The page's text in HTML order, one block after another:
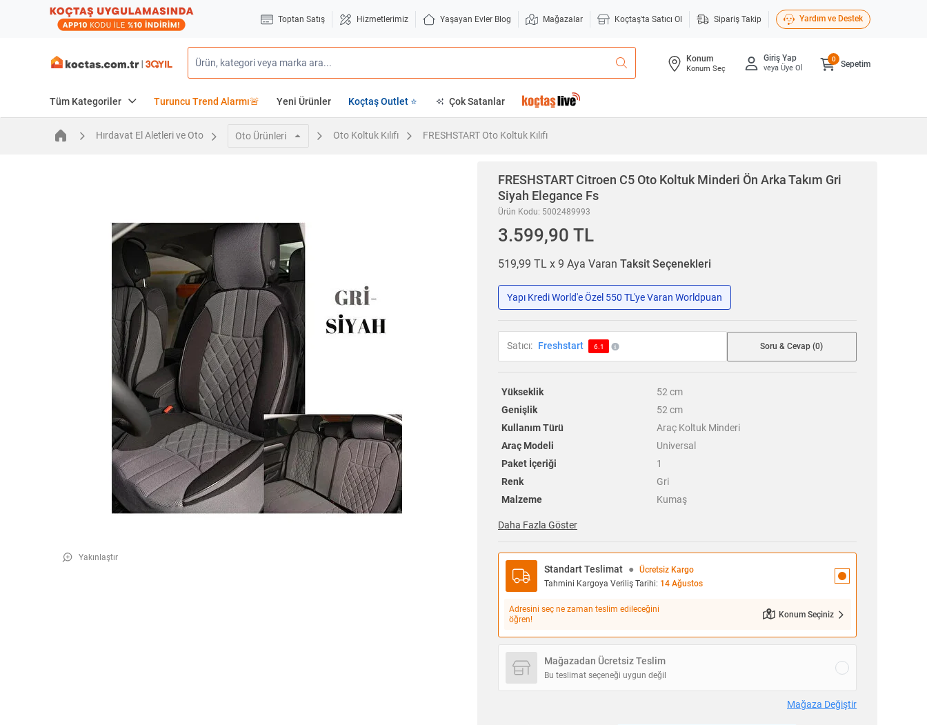
Toptan Satış Hizmetlerimiz Yaşayan Evler Blog Mağazalar Koçtaş'ta Satıcı Ol Sipariş Takip Yardım ve Destek
Konum
Konum Seç
Giriş Yap
veya Üye Ol Sepetim
0
Tüm Kategoriler Turuncu Trend Alarmı🚨 Yeni Ürünler Koçtaş Outlet ⭐ Çok Satanlar
Hırdavat El Aletleri ve Oto Oto Ürünleri Oto Koltuk Kılıfı FRESHSTART Oto Koltuk Kılıfı
Yakınlaştır
FRESHSTARTCitroen C5 Oto Koltuk Minderi Ön Arka Takım Gri
Siyah Elegance Fs
Ürün Kodu: 5002489993
3.599,90 TL
519,99 TL x 9 Aya Varan Taksit Seçenekleri
Yapı Kredi World'e Özel 550 TL'ye Varan Worldpuan
Satıcı: Freshstart 6.1 Soru & Cevap (0)
Yükseklik 52 cm
Genişlik
52 cm
Kullanım Türü
Araç Koltuk Minderi
Araç Modeli
Universal
Paket İçeriği
1
Renk
Gri
Malzeme
Kumaş
Daha Fazla Göster
Standart Teslimat ●
Ücretsiz Kargo
Tahmini Kargoya Veriliş Tarihi: 14 Ağustos
Adresini seç ne zaman teslim edileceğini
öğren!
Konum Seçiniz
Mağazadan Ücretsiz Teslim
Bu teslimat seçeneği uygun değil
Mağaza Değiştir